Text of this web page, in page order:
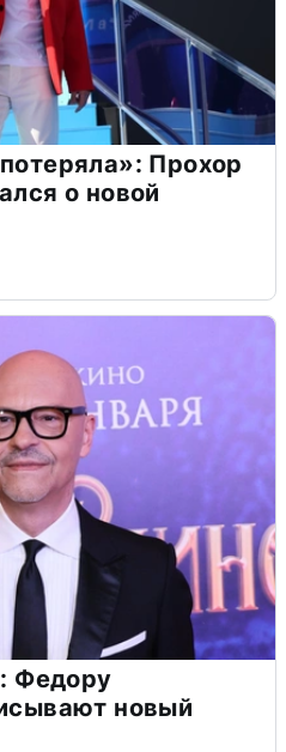
Прохор
о новой
Федору
новый